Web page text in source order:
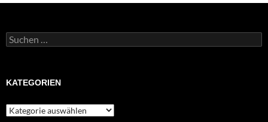
Suchen
nach:
KATEGORIEN
Kategorien